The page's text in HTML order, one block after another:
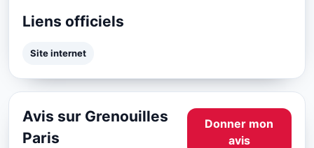
Liens officiels
Site internet
Avis sur Grenouilles
Paris
Donner mon
avis